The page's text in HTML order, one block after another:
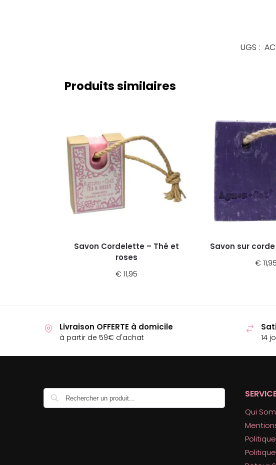
UGS :
Produits similaires
Savon Cordelette – Thé et
roses
€ 11,95
Savon sur
€ 11,95
Livraison OFFERTE à domicile
à partir de 59€ d'achat 14
Qui